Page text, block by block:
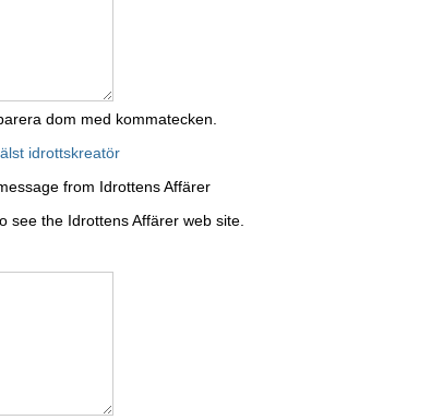
dom med kommatecken.
idrottskreatör
from Idrottens Affärer
see the Idrottens Affärer web site.